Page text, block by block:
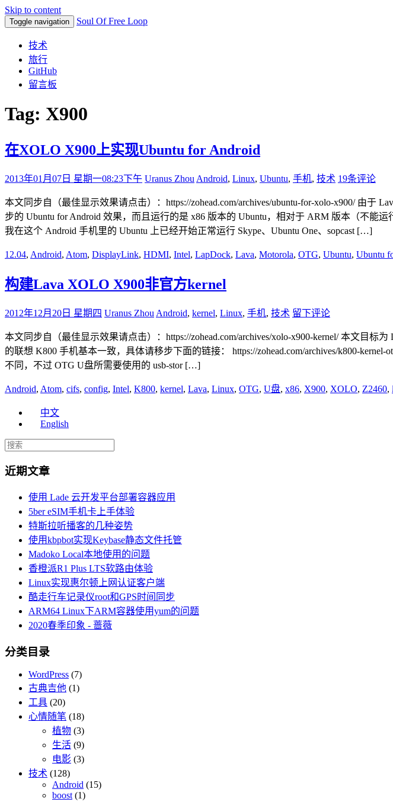
Skip to content
Toggle navigation Soul Of Free Loop
技术
旅行
GitHub
留言板
Tag: X900
在XOLO X900上实现Ubuntu for Android
2013年01月07日 星期一08:23下午 Uranus Zhou Android, Linux, Ubuntu, 手机, 技术 19条评论
本文同步自（最佳显示效果请点击）：https://zohead.com/archives/ubuntu-for-xolo-x900/ 由于
步的 Ubuntu for Android 效果，而且运行的是 x86 版本的 Ubuntu，相对于 ARM 版本（不
我在这个 Android 手机里的 Ubuntu 上已经开始正常运行 Skype、Ubuntu One、sopcast […]
12.04, Android, Atom, DisplayLink, HDMI, Intel, LapDock, Lava, Motorola, OTG, Ubuntu, Ubuntu
构建Lava XOLO X900非官方kernel
2012年12月20日 星期四 Uranus Zhou Android, kernel, Linux, 手机, 技术 留下评论
本文同步自（最佳显示效果请点击）：https://zohead.com/archives/xolo-x900-kernel/ 本文目
的联想 K800 手机基本一致，具体请移步下面的链接： https://zohead.com/archives/k800-
不同，不过 OTG U盘所需要使用的 usb-stor […]
Android, Atom, cifs, config, Intel, K800, kernel, Lava, Linux, OTG, U盘, x86, X900, XOLO, Z2460,
中文
English
近期文章
使用 Lade 云开发平台部署容器应用
5ber eSIM手机卡上手体验
特斯拉听播客的几种姿势
使用kbpbot实现Keybase静态文件托管
Madoko Local本地使用的问题
香橙派R1 Plus LTS软路由体验
Linux实现惠尔顿上网认证客户端
酷走行车记录仪root和GPS时间同步
ARM64 Linux下ARM容器使用yum的问题
2020春季印象 - 蔷薇
分类目录
WordPress (7)
古典吉他 (1)
工具 (20)
心情随笔 (18)
植物 (3)
生活 (9)
电影 (3)
技术 (128)
Android (15)
boost(1)